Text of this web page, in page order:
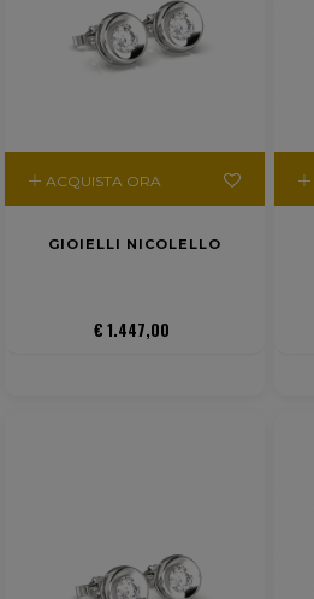
ACQUISTA ORA
GIOIELLI NICOLELLO
€ 1.447,00